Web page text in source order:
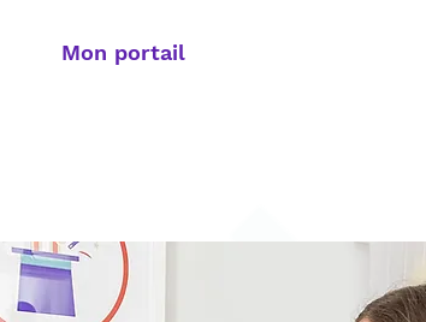
Mon portail